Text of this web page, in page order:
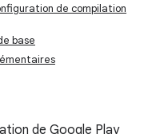
de compilation
base
de Google Play